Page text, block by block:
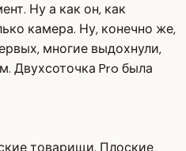
Ну а как он, как
камера. Ну, конечно же,
многие выдохнули,
Двухсоточка Pro была
товарищи. Плоские